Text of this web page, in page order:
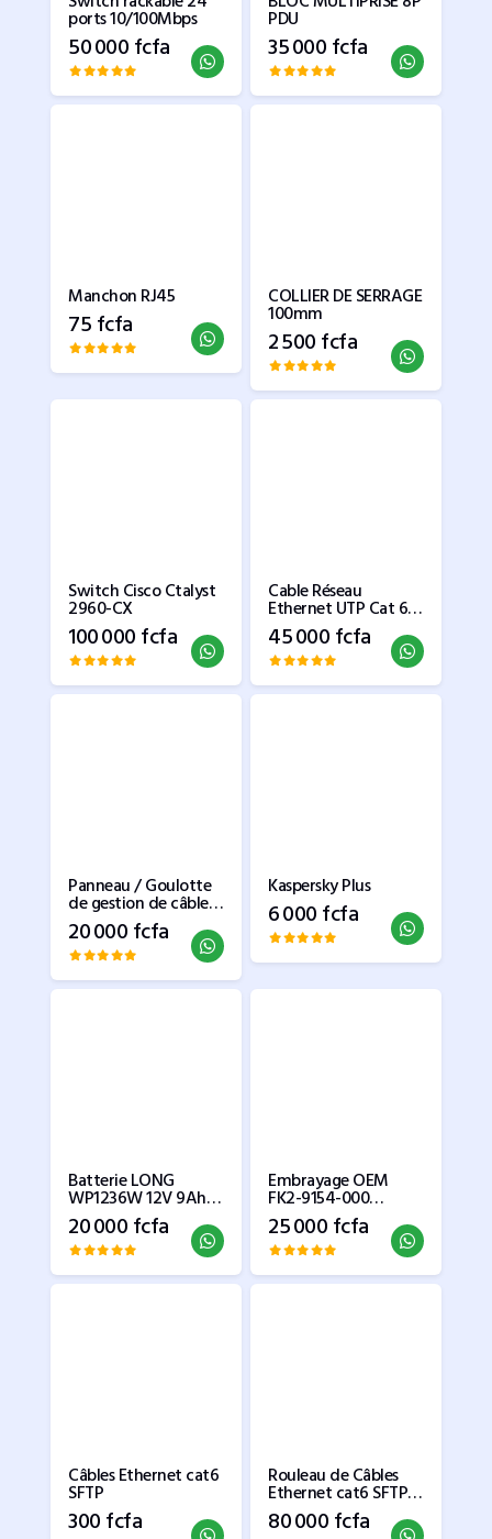
ports 10/100Mbps
50 000 fcfa
PDU
35 000 fcfa
Manchon RJ45
75 fcfa
COLLIER DE SERRAGE
100mm
2 500 fcfa
Switch Cisco Ctalyst
2960-CX
100 000 fcfa
Cable Réseau
Ethernet UTP Cat 6
(Rlx)
45 000 fcfa
Panneau / Goulotte
de gestion de câbles
horizontal 1U pour
rack de serveur
20 000 fcfa
Kaspersky Plus
6 000 fcfa
Batterie LONG
WP1236W 12V 9Ah
pour Onduleur
20 000 fcfa
Embrayage OEM
FK2-9154-000
adapté pour Canon
IR 4225 4235 4245
4251
25 000 fcfa
Câbles Ethernet cat6
SFTP
300 fcfa
Rouleau de Câbles
Ethernet cat6 SFTP
AICO
80 000 fcfa